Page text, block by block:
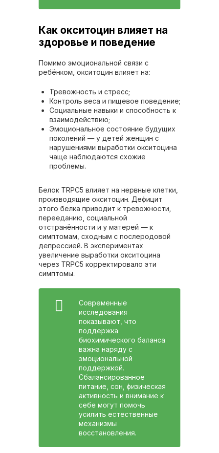
Как окситоцин влияет на
здоровье и поведение
Помимо эмоциональной связи с
ребёнком, окситоцин влияет на:
Тревожность и стресс;
Контроль веса и пищевое поведение;
Социальные навыки и способность к
взаимодействию;
Эмоциональное состояние будущих
поколений — у детей женщин с
нарушениями выработки окситоцина
чаще наблюдаются схожие
проблемы.
Белок TRPC5 влияет на нервные клетки,
производящие окситоцин. Дефицит
этого белка приводит к тревожности,
перееданию, социальной
отстранённости и у матерей — к
симптомам, сходным с послеродовой
депрессией. В экспериментах
увеличение выработки окситоцина
через TRPC5 корректировало эти
симптомы.
Современные
исследования
показывают, что
поддержка
биохимического баланса
важна наряду с
эмоциональной
поддержкой.
Сбалансированное
питание, сон, физическая
активность и внимание к
себе могут помочь
усилить естественные
механизмы
восстановления.